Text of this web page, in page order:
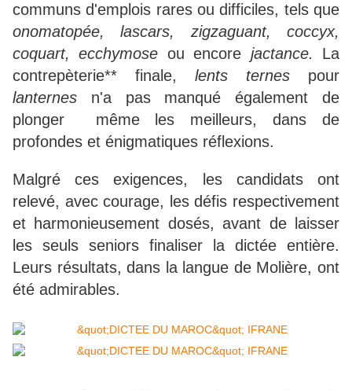
communs d'emplois rares ou difficiles, tels que
onomatopée, lascars, zigzaguant, coccyx,
coquart, ecchymose ou encore jactance. La
contrepèterie** finale, lents ternes pour
lanternes n'a pas manqué également de
plonger même les meilleurs, dans de
profondes et énigmatiques réflexions.
Malgré ces exigences, les candidats ont
relevé, avec courage, les défis respectivement
et harmonieusement dosés, avant de laisser
les seuls seniors finaliser la dictée entière.
Leurs résultats, dans la langue de Molière, ont
été admirables.